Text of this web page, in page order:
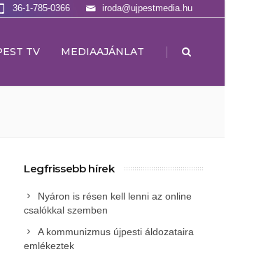
iroda@ujpestmedia.hu
36-1-785-0366
TV MEDIAAJÁNLAT |
Legfrissebb hírek
Nyáron is résen kell lenni az online
csalókkal szemben
A kommunizmus újpesti áldozataira
emlékeztek